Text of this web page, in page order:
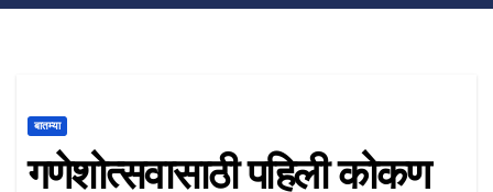
बातम्या
गणेशोत्सवासाठी पहिली कोकण